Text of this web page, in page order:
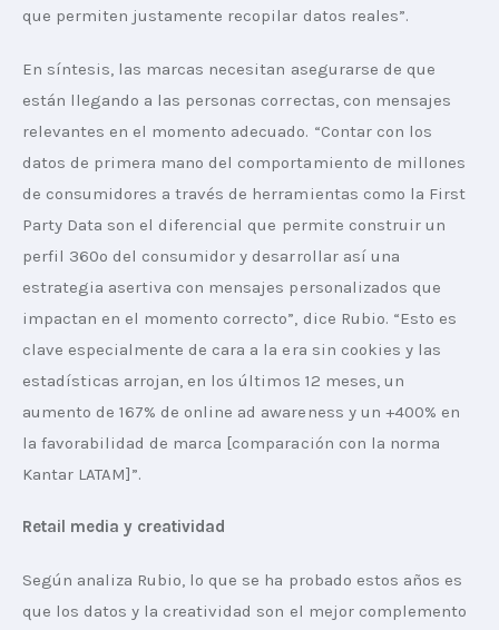
que permiten justamente recopilar datos reales”.
En síntesis, las marcas necesitan asegurarse de que
están llegando a las personas correctas, con mensajes
relevantes en el momento adecuado. “Contar con los
datos de primera mano del comportamiento de millones
de consumidores a través de herramientas como la First
Party Data son el diferencial que permite construir un
perfil 360º del consumidor y desarrollar así una
estrategia asertiva con mensajes personalizados que
impactan en el momento correcto”, dice Rubio. “Esto es
clave especialmente de cara a la era sin cookies y las
estadísticas arrojan, en los últimos 12 meses, un
aumento de 167% de online ad awareness y un +400% en
la favorabilidad de marca [comparación con la norma
Kantar LATAM]”.
Retail media y creatividad
Según analiza Rubio, lo que se ha probado estos años es
que los datos y la creatividad son el mejor complemento